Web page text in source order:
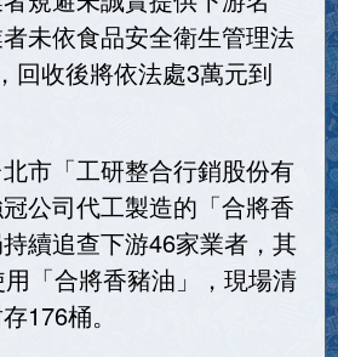
未依食品安全衛生管理法
回收後將依法處3萬元到
市「工研整合行銷股份有
公司代工製造的「合將香
續追查下游46家業者，其
「合將香豬油」，現場清
176桶。